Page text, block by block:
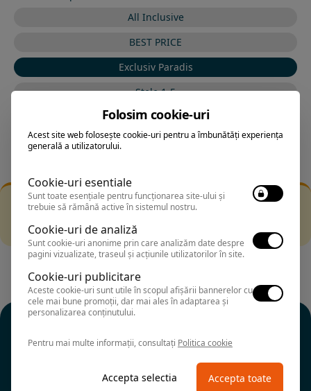
All Inclusive
BEST PRICE
Exclusiv Paradis
Stele 1-5
Stele 5-1
Filtrarea nu a returnat niciun rezultat
alte fitre.
Folosim cookie-uri
Acest site web folosește cookie-uri pentru a îmbunătăți experiența
generală a utilizatorului.
Cookie-uri esentiale
Sunt toate esențiale pentru funcționarea site-ului și
trebuie să rămână active în sistemul nostru.
Cookie-uri de analiză
Sunt cookie-uri anonime prin care analizăm date despre
pagini vizualizate, traseul și acțiunile utilizatorilor în site.
Cookie-uri publicitare
Aceste cookie-uri sunt utile în scopul afișării bannerelor cu
cele mai bune promoții, dar mai ales în adaptarea și
personalizarea conținutului.
Pentru mai multe informații, consultați Politica cookie
Accepta selectia Accepta toate